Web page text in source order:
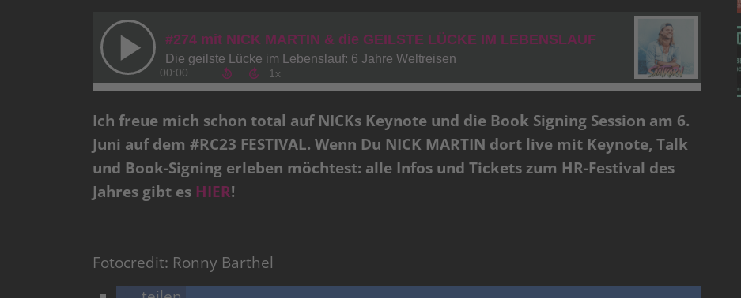
Ich freue mich schon total auf NICKs Keynote und die Book Signing Session am 6.
Juni auf dem #RC23 FESTIVAL. Wenn Du NICK MARTIN dort live mit Keynote, Talk
und Book-Signing erleben möchtest: alle Infos und Tickets zum HR-Festival des
Jahres gibt es HIER!
Fotocredit: Ronny Barthel